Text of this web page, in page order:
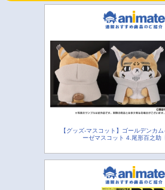
【グッズ-マスコット】ゴールデンカ
ーゼマスコット 4.尾形百之助